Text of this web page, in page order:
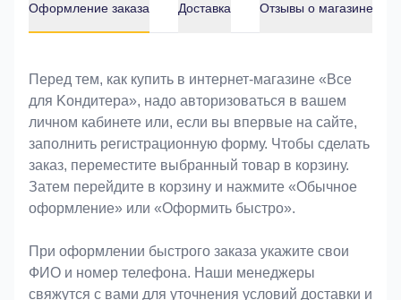
Оформление заказа Доставка Отзывы о магазине
Оформление заказа
Перед тем, как купить в интернет-магазине «Bce
для Koндитeрa», надо авторизоваться в вашем
личном кабинете или, если вы впервые на сайте,
заполнить регистрационную форму. Чтобы сделать
заказ, переместите выбранный товар в корзину.
Затем перейдите в корзину и нажмите «Обычное
оформление» или «Оформить быстро».
При оформлении быстрого заказа укажите свои
ФИО и номер телефона. Наши менеджеры
свяжутся с вами для уточнения условий доставки и